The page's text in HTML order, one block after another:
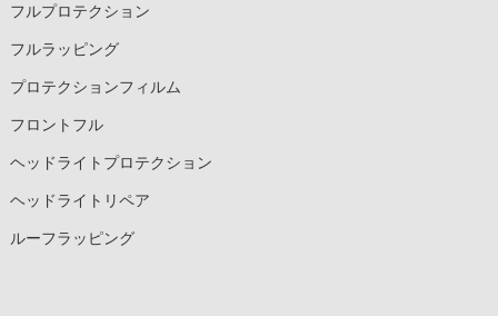
フルプロテクション
フルラッピング
プロテクションフィルム
フロントフル
ヘッドライトプロテクション
ヘッドライトリペア
ルーフラッピング